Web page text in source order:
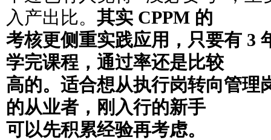
入产出比。 其实 CPPM 的
考核更侧重实践应用，只要有 3
学完课程，通过率还是比较
高的。适合想从执行岗转向管理
的从业者，刚入行的新手
可以先积累经验再考虑。